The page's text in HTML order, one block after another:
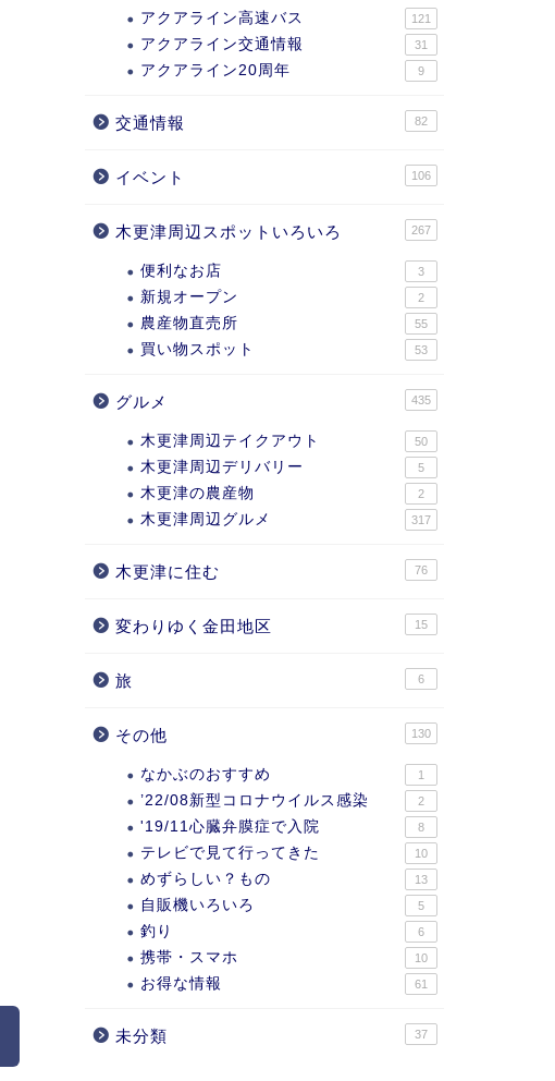
アクアライン高速バス 121
アクアライン交通情報 31
アクアライン20周年 9
交通情報 82
イベント 106
木更津周辺スポットいろいろ 267
便利なお店 3
新規オープン 2
農産物直売所 55
買い物スポット 53
グルメ 435
木更津周辺テイクアウト 50
木更津周辺デリバリー 5
木更津の農産物 2
木更津周辺グルメ 317
木更津に住む 76
変わりゆく金田地区 15
旅 6
その他 130
なかぶのおすすめ 1
’22/08新型コロナウイルス感染 2
'19/11心臓弁膜症で入院 8
テレビで見て行ってきた 10
めずらしい？もの 13
自販機いろいろ 5
釣り 6
携帯・スマホ 10
お得な情報 61
未分類 37